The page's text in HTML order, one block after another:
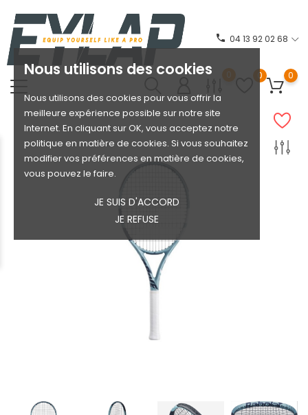
Nous utilisons des cookies
Nous utilisons des cookies pour vous offrir la
meilleure expérience possible sur notre site
Internet. En cliquant sur OK, vous acceptez notre
politique en matière de cookies. Si vous souhaitez
modifier vos préférences en matière de cookies,
vous pouvez le faire.
JE SUIS D'ACCORD
JE REFUSE
phone 04 13 92 02 68
0 0 0